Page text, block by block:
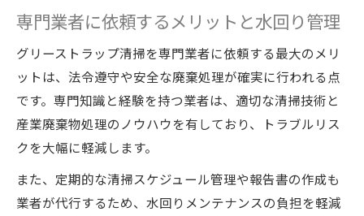
専門業者に依頼するメリットと水回り管理
グリーストラップ清掃を専門業者に依頼する最大のメリ
ットは、法令遵守や安全な廃棄処理が確実に行われる点
です。専門知識と経験を持つ業者は、適切な清掃技術と
産業廃棄物処理のノウハウを有しており、トラブルリス
クを大幅に軽減します。
また、定期的な清掃スケジュール管理や報告書の作成も
業者が代行するため、水回りメンテナンスの負担を軽減